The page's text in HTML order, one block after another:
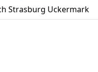
Strasburg Uckermark